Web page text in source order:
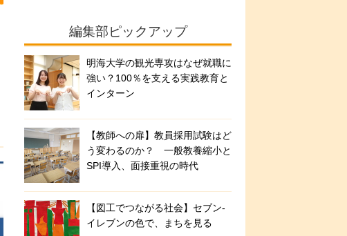
編集部ピックアップ
明海大学の観光専攻はなぜ就職に
強い？100％を支える実践教育と
インターン
【教師への扉】教員採用試験はど
う変わるのか？ 一般教養縮小と
SPI導入、面接重視の時代
【図工でつながる社会】セブン‐
イレブンの色で、まちを見る